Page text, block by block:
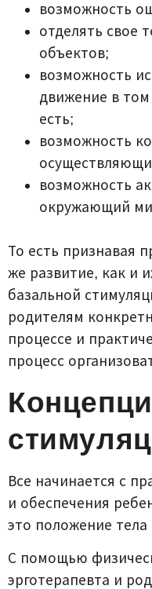
возможность
отделять свое
объектов;
возможность
движение в
есть;
возможность
возможность
окружающий
То есть признавая
же развитие, как и
базальной
родителям
процессе и
процесс
Все начинается с
и обеспечения
это положение тела
С помощью
эрготерапевта и